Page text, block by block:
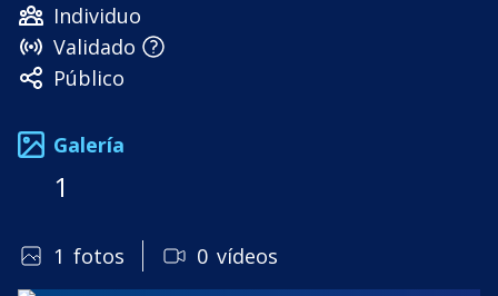
Individuo
Validado
Público
Galería
1
1 fotos 0 vídeos